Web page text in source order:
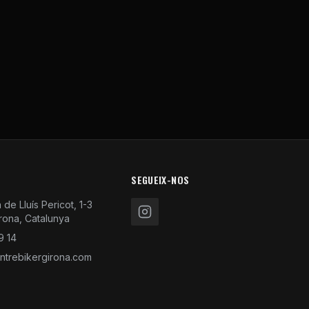
de Lluís Pericot, 1-3
Catalunya
14
SEGUEIX-NOS